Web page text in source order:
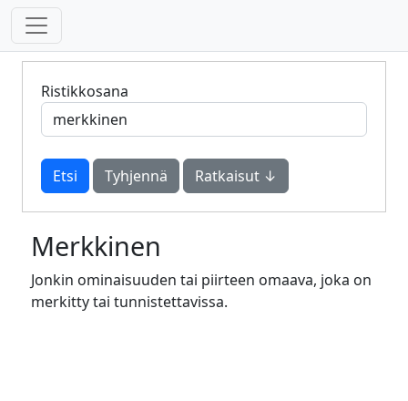
Ristikkosana
Tyhjennä Ratkaisut ↓
Merkkinen
Jonkin ominaisuuden tai piirteen omaava, joka on
merkitty tai tunnistettavissa.